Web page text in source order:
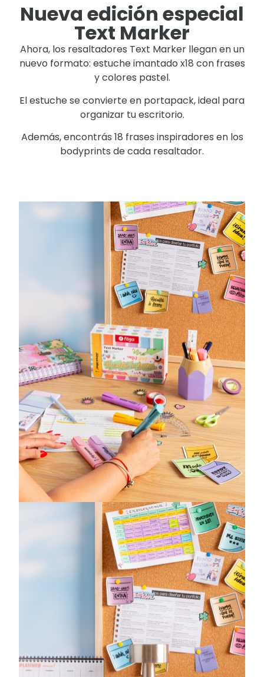
Nueva edición especial
Text Marker
Ahora, los resaltadores Text Marker llegan en un
nuevo formato: estuche imantado x18 con frases
y colores pastel.
El estuche se convierte en portapack, ideal para
organizar tu escritorio.
Además, encontrás 18 frases inspiradores en los
bodyprints de cada resaltador.